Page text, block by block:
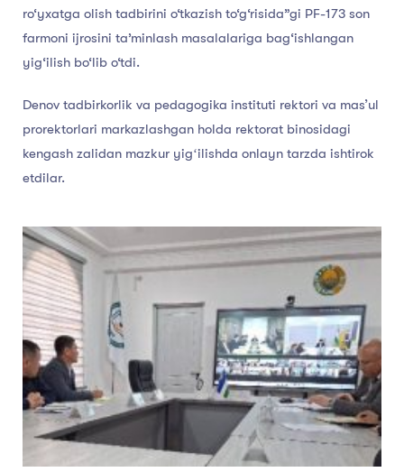
ro‘yxatga olish tadbirini o‘tkazish to‘g‘risida”gi PF-173 son
farmoni ijrosini ta’minlash masalalariga bag‘ishlangan
yig‘ilish bo‘lib o‘tdi.
Denov tadbirkorlik va pedagogika instituti rektori va masʼul
prorektorlari markazlashgan holda rektorat binosidagi
kengash zalidan mazkur yigʻilishda onlayn tarzda ishtirok
etdilar.